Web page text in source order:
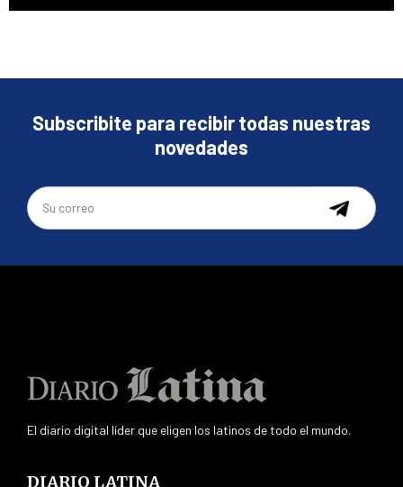
Subscribite para recibir todas nuestras
novedades
El diario digital líder que eligen los latinos de todo el mundo.
DIARIO LATINA